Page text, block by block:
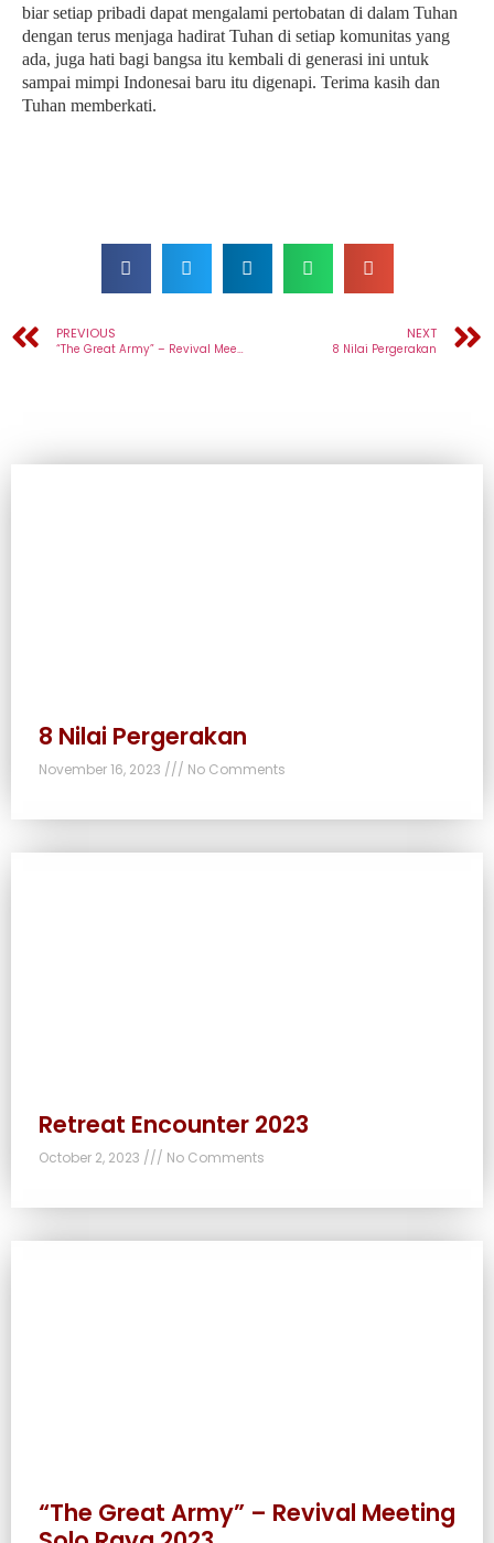
biar setiap pribadi dapat mengalami pertobatan di dalam Tuhan
dengan terus menjaga hadirat Tuhan di setiap komunitas yang
ada, juga hati bagi bangsa itu kembali di generasi ini untuk
sampai mimpi Indonesai baru itu digenapi. Terima kasih dan
Tuhan memberkati.
PREVIOUS
“The Great Army” – Revival Meeting Solo Raya 2023
NEXT
8 Nilai Pergerakan
8 Nilai Pergerakan
November 16, 2023 No Comments
Retreat Encounter 2023
October 2, 2023 No Comments
“The Great Army” – Revival Meeting